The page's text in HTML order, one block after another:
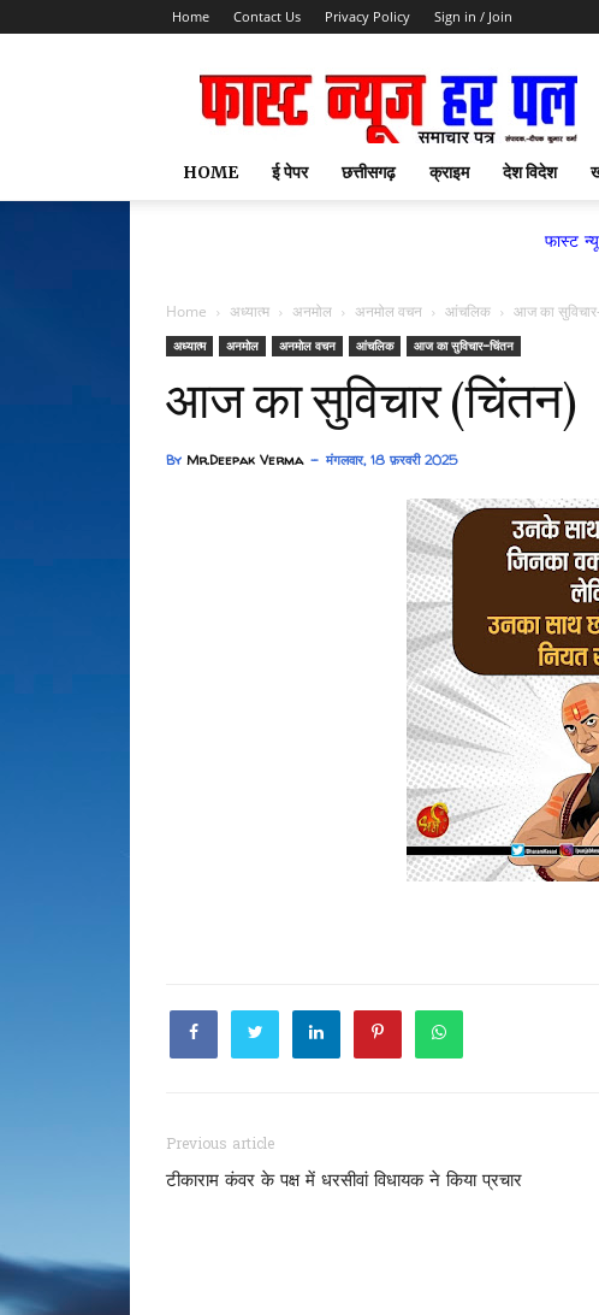
Home Contact Us Privacy Policy Sign in / Join
HOME ई पेपर छत्तीसगढ़ क्राइम देश विदेश
फास्ट न्यूज हर पल
Home अध्यात्म अनमोल अनमोल वचन आंचलिक आज का
अध्यात्म अनमोल अनमोल वचन आंचलिक आज का सुविचार-चिंतन
आज का सुविचार (चिंतन)
By Mr.Deepak Verma मंगलवार, 18 फ़रवरी 2025
Previous article
टीकाराम कंवर के पक्ष में धरसीवां विधायक ने किया प्रचार